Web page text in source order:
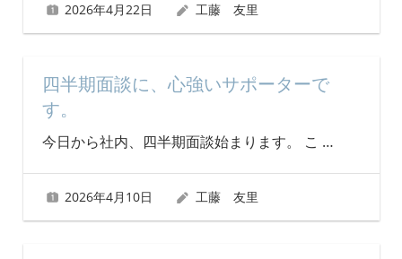
2026年4月22日 工藤 友里
四半期面談に、心強いサポーターで
す。
今日から社内、四半期面談始まります。 こ …
2026年4月10日 工藤 友里